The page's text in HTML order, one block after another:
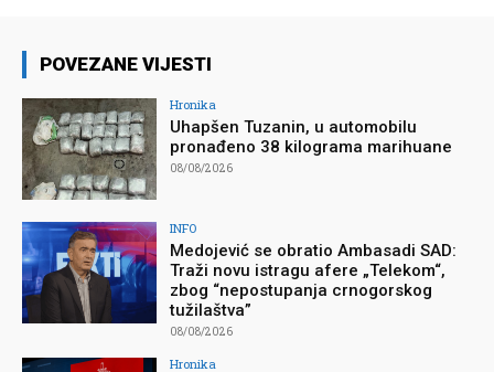
POVEZANE VIJESTI
Hronika
Uhapšen Tuzanin, u automobilu
pronađeno 38 kilograma marihuane
08/08/2026
INFO
Medojević se obratio Ambasadi SAD:
Traži novu istragu afere „Telekom“,
zbog “nepostupanja crnogorskog
tužilaštva”
08/08/2026
Hronika